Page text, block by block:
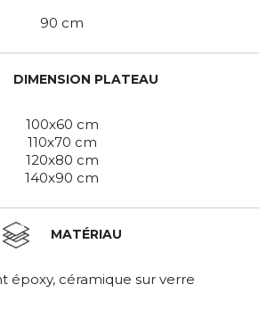
90 cm
DIMENSION PLATEAU
100x60 cm
110x70 cm
120x80 cm
140x90 cm
MATÉRIAU
époxy, céramique sur verre